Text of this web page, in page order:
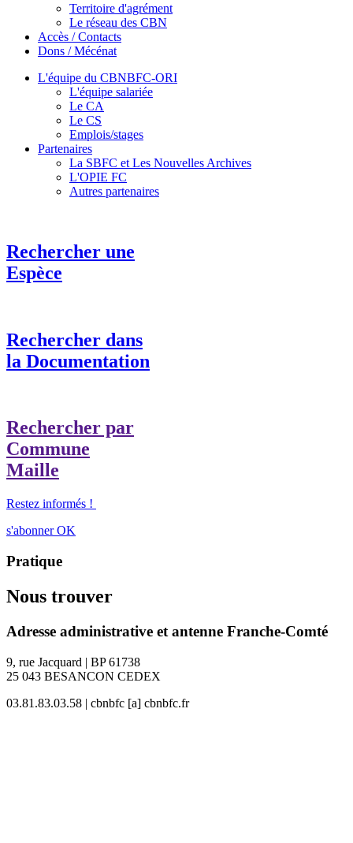
Territoire d'agrément
Le réseau des CBN
Accès / Contacts
Dons / Mécénat
L'équipe du CBNBFC-ORI
L'équipe salariée
Le CA
Le CS
Emplois/stages
Partenaires
La SBFC et Les Nouvelles Archives
L'OPIE FC
Autres partenaires
Rechercher une
Espèce
Rechercher dans
la Documentation
Rechercher par
Commune
Maille
Restez informés !
s'abonner OK
Pratique
Nous trouver
Adresse administrative et antenne Franche-Comté
9, rue Jacquard | BP 61738
25 043 BESANCON CEDEX
03.81.83.03.58 | cbnbfc [a] cbnbfc.fr